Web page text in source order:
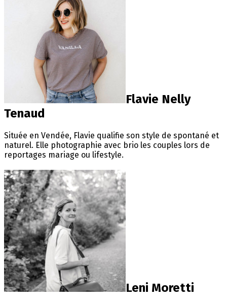
Flavie Nelly
Tenaud
Située en Vendée, Flavie qualifie son style de spontané et
naturel. Elle photographie avec brio les couples lors de
reportages mariage ou lifestyle.
Leni Moretti